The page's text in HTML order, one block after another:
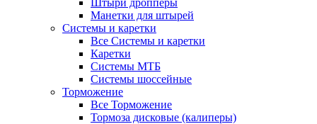
Штыри дропперы
Манетки для штырей
Системы и каретки
Все Системы и каретки
Каретки
Системы МТБ
Системы шоссейные
Торможение
Все Торможение
Тормоза дисковые (калиперы)